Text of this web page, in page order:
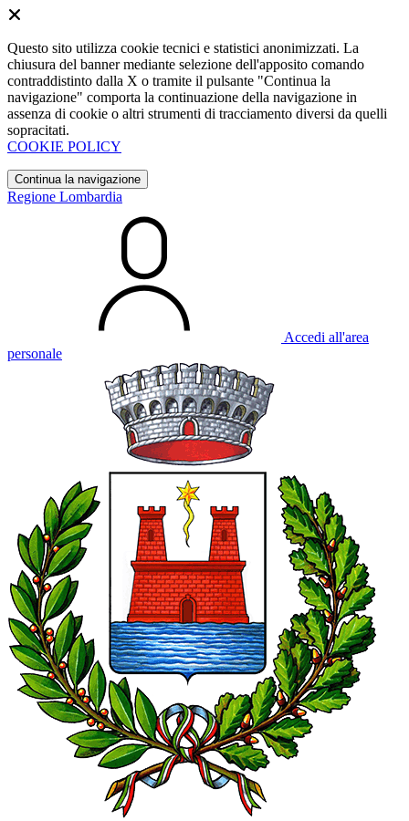
Questo sito utilizza cookie tecnici e statistici anonimizzati. La
chiusura del banner mediante selezione dell'apposito comando
contraddistinto dalla X o tramite il pulsante "Continua la
navigazione" comporta la continuazione della navigazione in
assenza di cookie o altri strumenti di tracciamento diversi da quelli
sopracitati.
COOKIE POLICY
Continua la navigazione
Regione Lombardia
Accedi all'area
personale